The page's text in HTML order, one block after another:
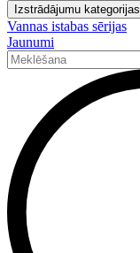
Izstrādājumu kategorijas
Vannas istabas sērijas
Jaunumi